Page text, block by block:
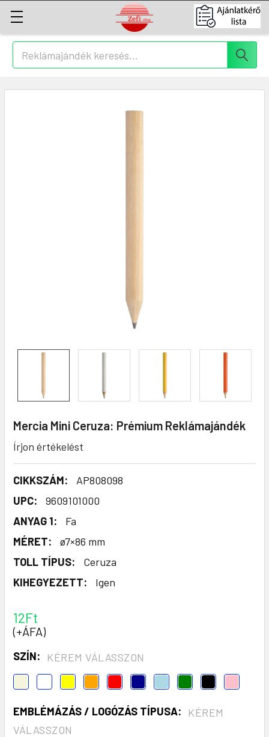
Keresés
Mercia Mini Ceruza: Prémium Reklámajándék
Írjon értékelést
CIKKSZÁM:
AP808098
UPC:
9609101000
ANYAG 1:
Fa
MÉRET:
ø7×86 mm
TOLL TÍPUS:
Ceruza
KIHEGYEZETT:
Igen
12Ft
(+ÁFA)
SZÍN: KÉREM VÁLASSZON
EMBLÉMÁZÁS / LOGÓZÁS TÍPUSA:
KÉREM
VÁLASSZON